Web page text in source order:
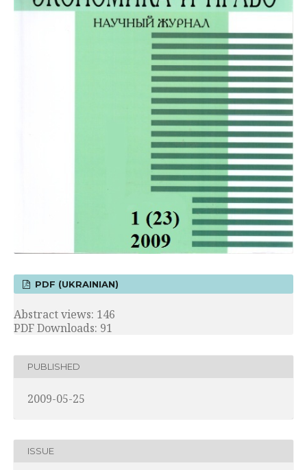
PDF (UKRAINIAN)
Abstract views: 146
PDF Downloads: 91
PUBLISHED
2009-05-25
ISSUE